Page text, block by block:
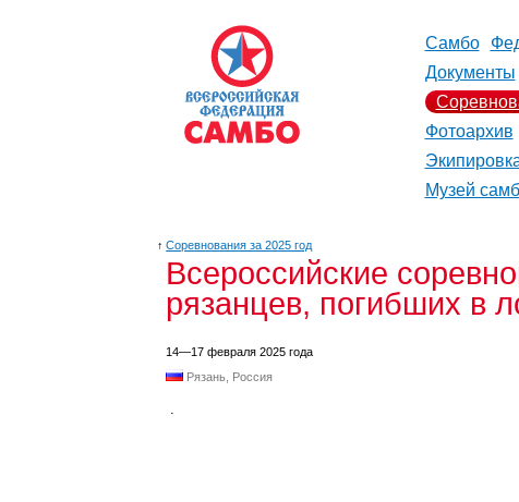
Самбо
Документы
Фотоархив
Музей
↑ Соревнования за 2025 год
Всероссийские
рязанцев, погибших в
14—17 февраля 2025 года
Рязань, Россия
.